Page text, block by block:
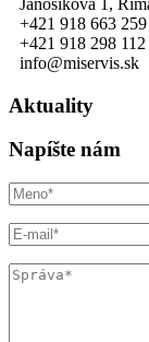
+421 918 663 259
+421 918 298 112
info@miservis.sk
Aktuality
Napíšte nám